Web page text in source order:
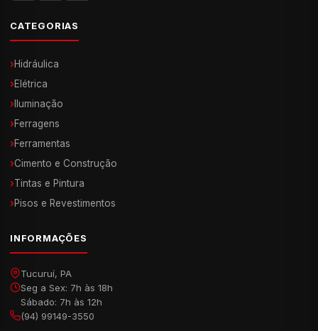
CATEGORIAS
›Hidráulica
›Elétrica
› Iluminação
›Ferragens
›Ferramentas
›Cimento e Construção
›Tintas e Pintura
›Pisos e Revestimentos
INFORMAÇÕES
Tucuruí, PA
Seg a Sex: 7h às 18h
Sábado: 7h às 12h
(94) 99149-3550